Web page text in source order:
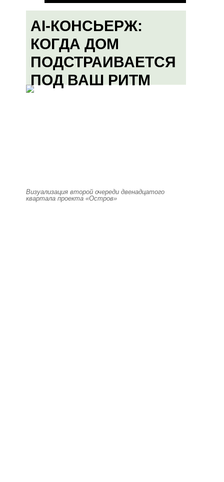
AI-КОНСЬЕРЖ:
КОГДА ДОМ
ПОДСТРАИВАЕТСЯ
ПОД ВАШ РИТМ
Визуализация второй очереди двенадцатого
квартала проекта «Остров»